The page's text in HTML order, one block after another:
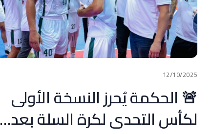
12/10/2025
🚨 الحكمة يُحرز النسخة الأولى
لكأس التحدي لكرة السلة بعد…